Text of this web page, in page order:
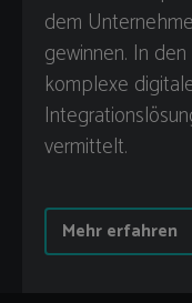
dem
gewinnen. In
komplexe
vermittelt.
Mehr erfahren